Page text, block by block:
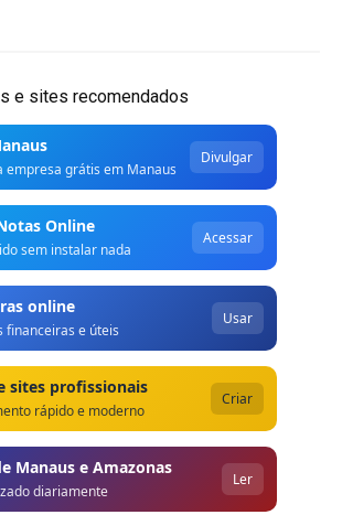
e sites recomendados
empresa grátis em Manaus
Divulgar
Online
sem instalar nada
Acessar
online
financeiras e úteis
Usar
sites profissionais
rápido e moderno
Criar
Manaus e Amazonas
diariamente
Ler